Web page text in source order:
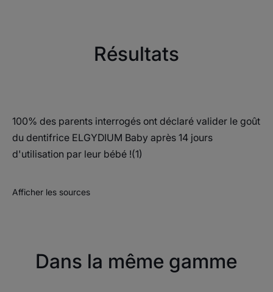
Résultats
100% des parents interrogés ont déclaré valider le goût
du dentifrice ELGYDIUM Baby après 14 jours
d'utilisation par leur bébé !(1)
Afficher les sources
Dans la même gamme